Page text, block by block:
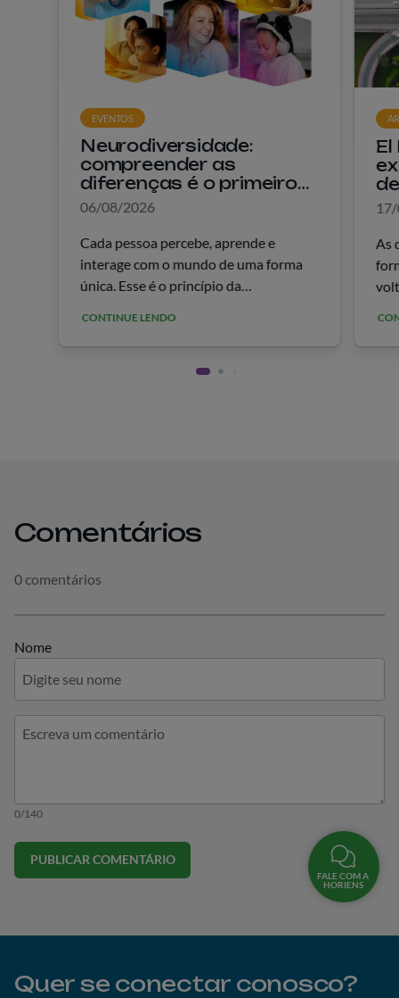
EVENTOS
Neurodiversidade:
compreender as
diferenças é o primeiro
passo para construir
06/08/2026
Cada pessoa percebe, aprende e
interage com o mundo de uma forma
única. Esse é o princípio da
funcionamento do cérebro fazem parte
da diversidade humana. Mais &hellip;
CONTINUE LENDO
El
As
Comentários
0 comentários
Nome
0/140
PUBLICAR COMENTÁRIO
FALE COM A
HORIENS
Quer se conectar conosco?